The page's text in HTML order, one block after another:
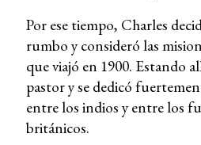
Por ese tiempo, Charles
rumbo y consideró las
que viajó en 1900. Estando
pastor y se dedicó
entre los indios y entre los
británicos.